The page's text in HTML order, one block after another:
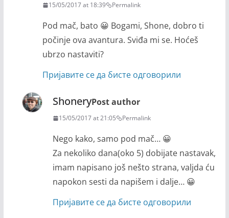
15/05/2017 at 18:39 Permalink
Pod mač, bato 😀 Bogami, Shone, dobro ti
počinje ova avantura. Sviđa mi se. Hoćeš
ubrzo nastaviti?
Пријавите се да бисте одговорили
ShoneryPost author
15/05/2017 at 21:05 Permalink
Nego kako, samo pod mač… 😀
Za nekoliko dana(oko 5) dobijate nastavak,
imam napisano još nešto strana, valjda ću
napokon sesti da napišem i dalje… 😀
Пријавите се да бисте одговорили